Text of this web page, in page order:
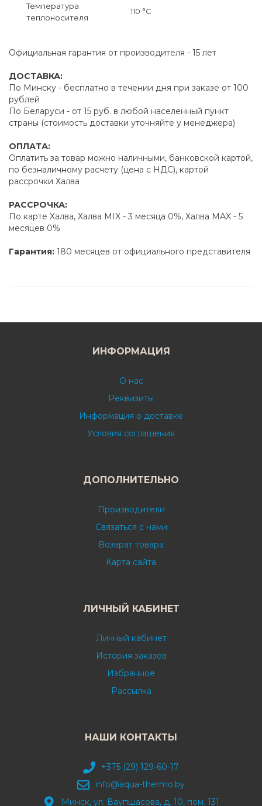
Температура
теплоносителя
110 °C
Официальная гарантия от производителя - 15 лет
ДОСТАВКА:
По Минску - бесплатно в течении дня при заказе от 100
рублей
По Беларуси - от 15 руб. в любой населенный пункт
страны (стоимость доставки уточняйте у менеджера)
ОПЛАТА:
Оплатить за товар можно наличными, банковской картой,
по безналичному расчету (цена с НДС), картой
рассрочки Халва
РАССРОЧКА:
По карте Халва, Халва MIX - 3 месяца 0%, Халва MAX - 5
месяцев 0%
Гарантия: 180 месяцев от официального представителя
ИНФОРМАЦИЯ
О нас
Реквизиты
Информация о доставке
Условия соглашения
ДОПОЛНИТЕЛЬНО
Производители
Связаться с нами
Возврат товара
Карта сайта
ЛИЧНЫЙ КАБИНЕТ
Личный кабинет
История заказов
Избранное
Рассылка
НАШИ КОНТАКТЫ
+375 (29) 129-60-17
info@aqua-thermo.by
Минск, ул. Ваупшасова, д. 10, пом. 131